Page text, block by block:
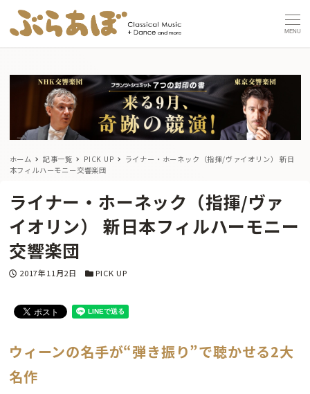
MENU
ホーム 記事一覧 PICK UP
ライナー・ホーネック（指揮/ヴァイオリン） 新日
本フィルハーモニー交響楽団
ライナー・ホーネック（指揮/ヴァ
イオリン） 新日本フィルハーモニー
交響楽団
投稿日
2017年11月2日 カテゴリー
PICK UP
ウィーンの名手が“弾き振り”で聴かせる2大
名作